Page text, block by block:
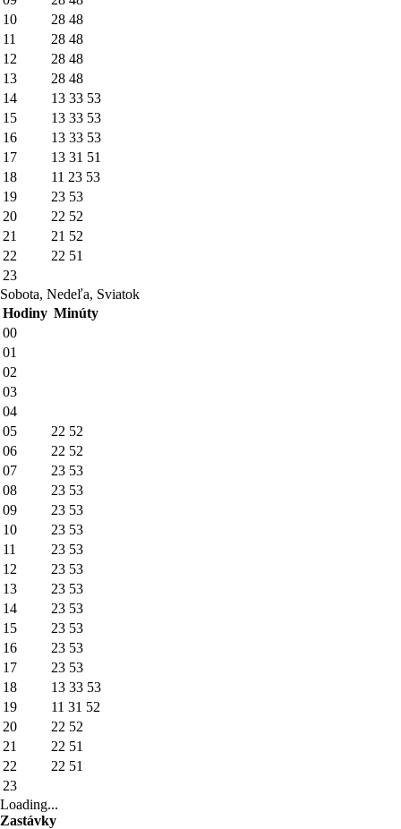
10
28 48
11
28 48
12
28 48
13
28 48
14
13 33 53
15
13 33 53
16
13 33 53
17
13 31 51
18
11 23 53
19
23 53
20
22 52
21
21 52
22
22 51
23
Sobota, Nedeľa, Sviatok
Hodiny Minúty
00
01
02
03
04
05
22 52
06
22 52
07
23 53
08
23 53
09
23 53
10
23 53
11
23 53
12
23 53
13
23 53
14
23 53
15
23 53
16
23 53
17
23 53
18
13 33 53
19
11 31 52
20
22 52
21
22 51
22
22 51
23
Loading...
Zastávky